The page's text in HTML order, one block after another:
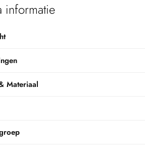
informatie
Materiaal